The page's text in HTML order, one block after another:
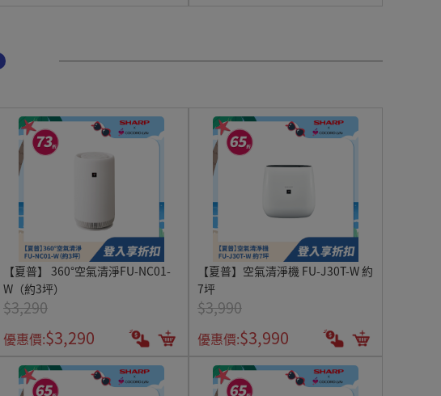
【夏普】 360°空氣清淨FU-NC01-
W（約3坪）
$3,290
優惠價:$3,290
【夏普】空氣清淨機 FU-J30T-W 約
7坪
$3,990
優惠價:$3,990